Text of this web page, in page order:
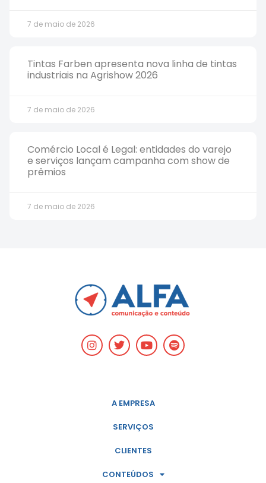
7 de maio de 2026
Tintas Farben apresenta nova linha de tintas
industriais na Agrishow 2026
7 de maio de 2026
Comércio Local é Legal: entidades do varejo
e serviços lançam campanha com show de
prêmios
7 de maio de 2026
A EMPRESA
SERVIÇOS
CLIENTES
CONTEÚDOS